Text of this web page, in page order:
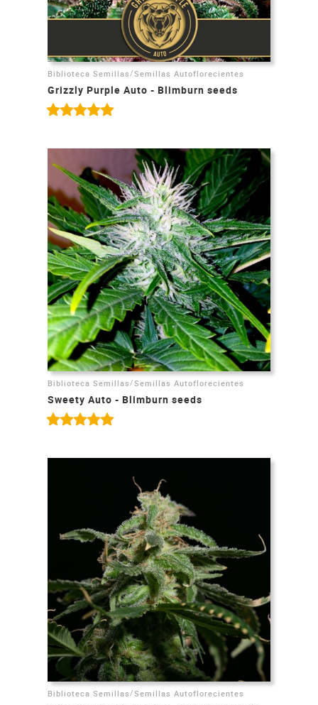
Biblioteca Semillas /Semillas Autoflorecientes
Grizzly Purple Auto - Blimburn seeds
Biblioteca Semillas/Semillas Autoflorecientes
Sweety Auto - Blimburn seeds
Biblioteca Semillas /Semillas Autoflorecientes